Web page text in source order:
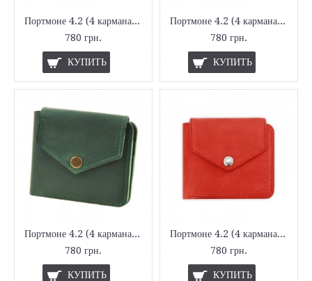
Портмоне 4.2 (4 кармана, кнопка) Графит
780 грн.
КУПИТЬ
Портмоне 4.2 (4 кармана, кнопка) Графит-клубника
780 грн.
КУПИТЬ
Портмоне 4.2 (4 кармана, кнопка) Изумруд
780 грн.
КУПИТЬ
Портмоне 4.2 (4 кармана, кнопка) Коралл
780 грн.
КУПИТЬ